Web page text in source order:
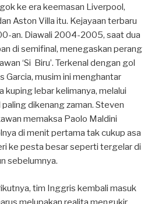
ke era keemasan Liverpool,
Aston Villa itu. Kejayaan terbaru
an. Diawali 2004-2005, saat dua
di semifinal, menegaskan perang
‘Si Biru’. Terkenal dengan gol
Garcia, musim ini menghantar
kuping lebar kelimanya, melalui
dikenang zaman. Steven
memaksa Paolo Maldini
di menit pertama tak cukup asa
ke pesta besar seperti tergelar di
sebelumnya.
tim Inggris kembali masuk